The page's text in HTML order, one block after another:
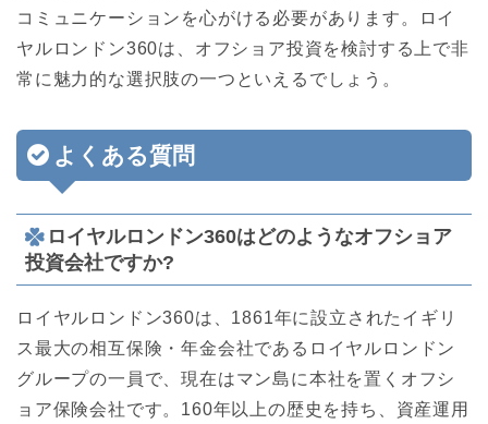
コミュニケーションを心がける必要があります。ロイ
ヤルロンドン360は、オフショア投資を検討する上で非
常に魅力的な選択肢の一つといえるでしょう。
よくある質問
ロイヤルロンドン360はどのようなオフショア
投資会社ですか?
ロイヤルロンドン360は、1861年に設立されたイギリ
ス最大の相互保険・年金会社であるロイヤルロンドン
グループの一員で、現在はマン島に本社を置くオフシ
ョア保険会社です。160年以上の歴史を持ち、資産運用